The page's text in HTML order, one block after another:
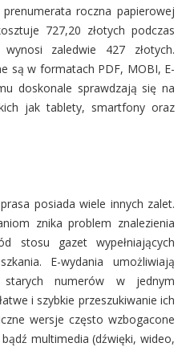
roczna papierowej
727,20 złotych podczas
zaledwie 427 złotych.
są w formatach PDF, MOBI, E-
doskonale sprawdzają się na
jak tablety, smartfony oraz
posiada wiele innych zalet.
znika problem znalezienia
stosu gazet wypełniających
E-wydania umożliwiają
starych numerów w jednym
i szybkie przeszukiwanie ich
wersje często wzbogacone
multimedia (dźwięki, wideo,